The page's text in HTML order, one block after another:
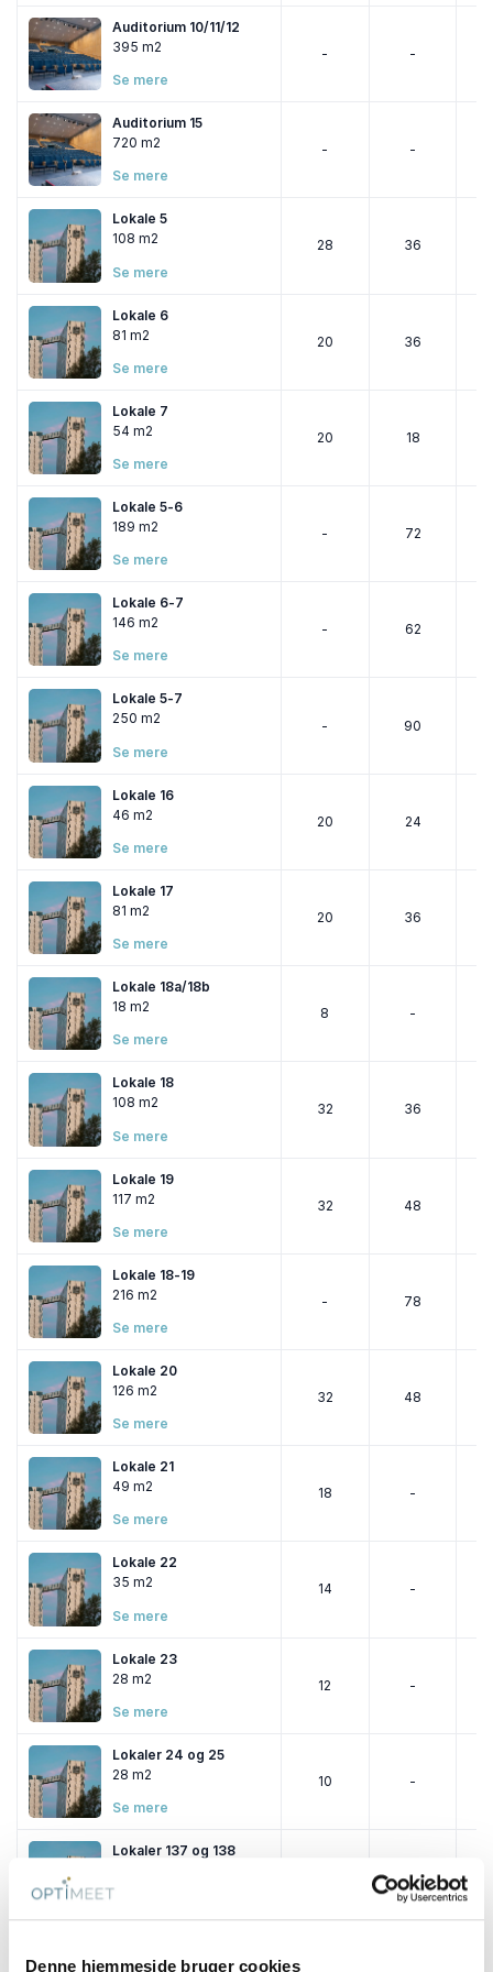
Denne hjemmeside bruger cookies
bestyrelsesmøder og interviews
Alle lokaler er tilgængelige for kørestolsbrugere.
Auditorium 10/11/12
395 m2
Se mere
- -
Auditorium 15
720 m2
Se mere
- -
Lokale 5
108 m2
Se mere
28 36
Lokale 6
81 m2
Se mere
20 36
Lokale 7
54 m2
Se mere
20 18
Lokale 5-6
189 m2
Se mere
- 72
Lokale 6-7
146 m2
Se mere
- 62
Lokale 5-7
250 m2
Se mere
- 90
Lokale 16
46 m2
Se mere
20 24
Lokale 17
81 m2
Se mere
20 36
Lokale 18a/18b
18 m2
Se mere
8 -
Lokale 18
108 m2
Se mere
32 36
Lokale 19
117 m2
Se mere
32 48
Lokale 18-19
216 m2
Se mere
- 78
Lokale 20
126 m2
Se mere
32 48
Lokale 21
49 m2
Se mere
18 -
Lokale 22
35 m2
Se mere
14 -
Lokale 23
28 m2
Se mere
12 -
Lokaler 24 og 25
28 m2
Se mere
10 -
Lokaler 137 og 138
-
40 m2